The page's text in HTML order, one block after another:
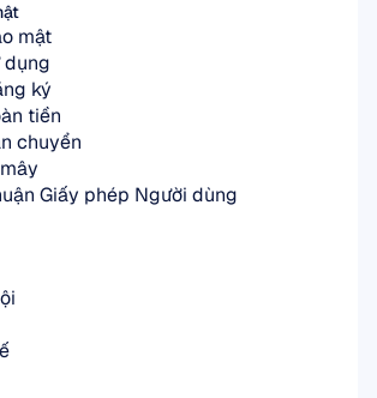
mật
dụng
ký
tiền
chuyển
Giấy phép Người dùng